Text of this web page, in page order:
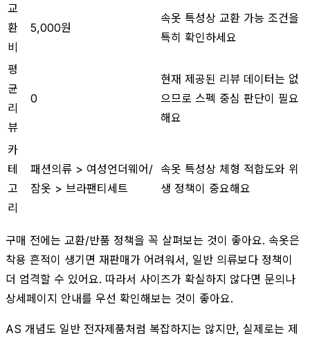
교
환
비
5,000원
속옷 특성상 교환 가능 조건을
특히 확인하세요
평
균
리
뷰
0
현재 제공된 리뷰 데이터는 없
으므로 스펙 중심 판단이 필요
해요
카
테
고
리
패션의류 > 여성언더웨어/
잠옷 > 브라팬티세트
속옷 특성상 체형 적합도와 위
생 정책이 중요해요
구매 전에는 교환/반품 정책을 꼭 살펴보는 것이 좋아요. 속옷은
착용 흔적이 생기면 재판매가 어려워서, 일반 의류보다 정책이
더 엄격할 수 있어요. 따라서 사이즈가 확실하지 않다면 문의나
상세페이지 안내를 우선 확인해보는 것이 좋아요.
AS 개념도 일반 전자제품처럼 복잡하지는 않지만, 실제로는 제